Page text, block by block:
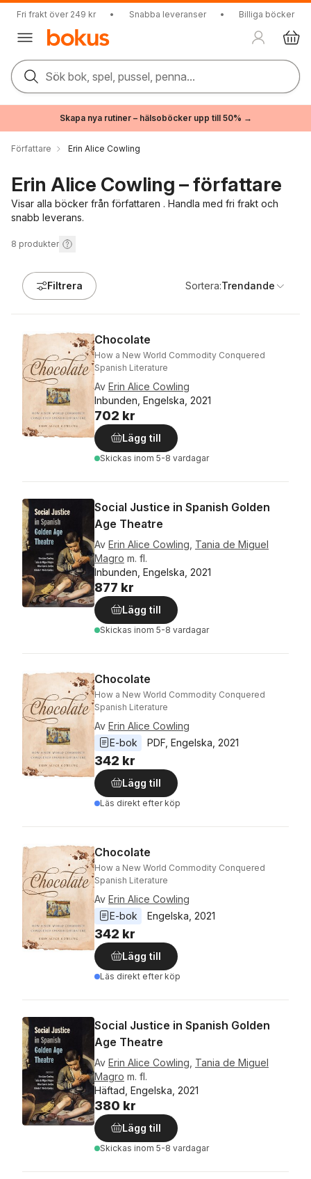
Fri frakt över 249 kr • Snabba leveranser • Billiga böcker
Sök bok, spel, pussel, penna...
Skapa nya rutiner – hälsoböcker upp till 50% →
Författare Erin Alice Cowling
Erin Alice Cowling – författare
Visar alla böcker från författaren . Handla med fri frakt och
snabb leverans.
8 produkter
Filtrera Sortera:Trendande
Chocolate
How a New World Commodity Conquered
Spanish Literature
Av Erin Alice Cowling
Inbunden, Engelska, 2021
702 kr
Lägg till
Skickas inom 5-8 vardagar
Social Justice in Spanish Golden
Age Theatre
Av Erin Alice Cowling Tania de Miguel
Magro m. fl.
Inbunden, Engelska, 2021
877 kr
Lägg till
Skickas inom 5-8 vardagar
Chocolate
How a New World Commodity Conquered
Spanish Literature
Av Erin Alice Cowling
E-bok
PDF Engelska 2021
342 kr
Lägg till
Läs direkt efter köp
Chocolate
How a New World Commodity Conquered
Spanish Literature
Av Erin Alice Cowling
E-bok
Engelska 2021
342 kr
Lägg till
Läs direkt efter köp
Social Justice in Spanish Golden
Age Theatre
Av Erin Alice Cowling Tania de Miguel
Magro m. fl.
Häftad, Engelska, 2021
380 kr
Lägg till
Skickas inom 5-8 vardagar